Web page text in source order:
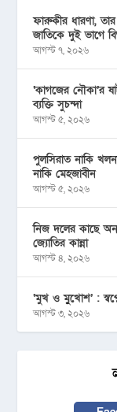
ফারুকীর ধারণা,
জাতিকে দুই ভাগে
আগস্ট ৭, ২০২৬
‘কাগজের নৌকা’র
ব্যক্তি সুচন্দা
আগস্ট ৫, ২০২৬
পুলসিরাত নাকি
নাকি মেহজাবীন
আগস্ট ৫, ২০২৬
নিজ দলের কাছে
জ্যোতির কান্না
আগস্ট ৪, ২০২৬
‘মুখ ও মু্খোশ’ :
আগস্ট ৩, ২০২৬